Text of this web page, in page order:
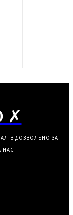
✗
ДОЗВОЛЕНО ЗА
НАС.